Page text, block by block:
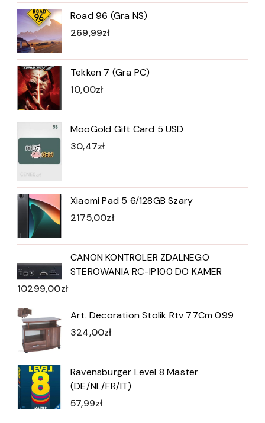
Road 96 (Gra NS)
269,99zł
Tekken 7 (Gra PC)
10,00zł
MooGold Gift Card 5 USD
30,47zł
Xiaomi Pad 5 6/128GB Szary
2175,00zł
CANON KONTROLER ZDALNEGO
STEROWANIA RC-IP100 DO KAMER
10299,00zł
Art. Decoration Stolik Rtv 77Cm 099
324,00zł
Ravensburger Level 8 Master
(DE/NL/FR/IT)
57,99zł